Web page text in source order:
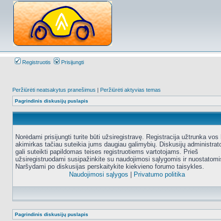
Registruotis Prisijungti
Peržiūrėti neatsakytus pranešimus | Peržiūrėti aktyvias temas
Pagrindinis diskusijų puslapis
Norėdami prisijungti turite būti užsiregistravę. Registracija užtrunka vos
akimirkas tačiau suteikia jums daugiau galimybių. Diskusijų
gali suteikti papildomas teises registruotiems vartotojams. Prieš
užsiregistruodami susipažinkite su naudojimosi sąlygomis ir
Naršydami po diskusijas perskaitykite kiekvieno forumo taisykles.
Naudojimosi sąlygos
Privatumo politika
Pagrindinis diskusijų puslapis